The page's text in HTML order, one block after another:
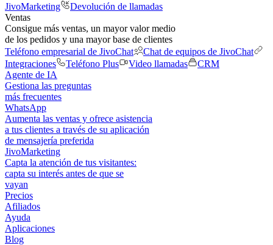
JivoMarketing
Devolución de llamadas
Ventas
Consigue más ventas, un mayor valor medio
de los pedidos y una mayor base de clientes
Teléfono empresarial de JivoChat
Chat de equipos de JivoChat
Integraciones
Teléfono Plus Video llamadas
CRM
Agente de IA
Gestiona las preguntas
más frecuentes
WhatsApp
Aumenta las ventas y ofrece asistencia
a tus clientes a través de su aplicación
de mensajería preferida
JivoMarketing
Capta la atención de tus visitantes:
capta su interés antes de que se
vayan
Precios
Afiliados
Ayuda
Aplicaciones
Blog